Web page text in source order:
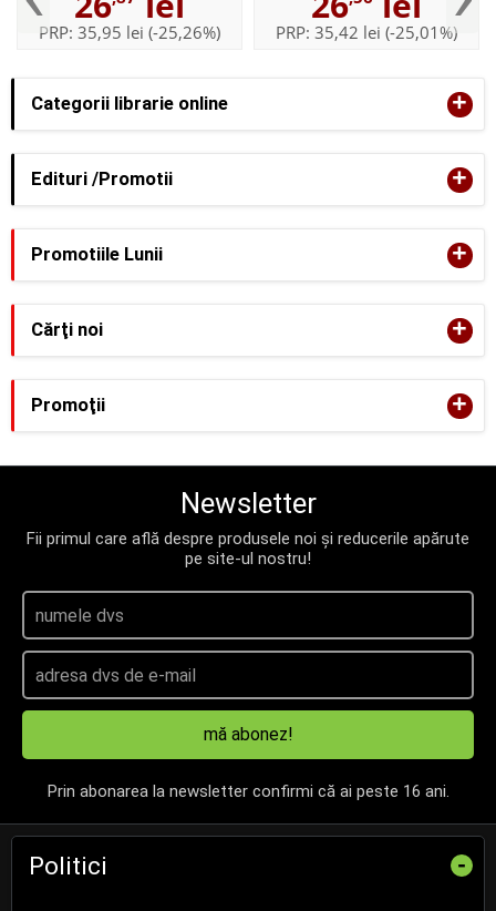
Categorii librarie online +
Edituri /Promotii +
PRP: 35,95 lei (-25,26%) PRP: 35,42 lei (-25,01%)
Promotiile Lunii +
Cărţi noi +
Promoţii +
Newsletter
Fii primul care află despre produsele noi și reducerile apărute
pe site-ul nostru!
mă abonez!
Prin abonarea la newsletter confirmi că ai peste 16 ani.
Politici -